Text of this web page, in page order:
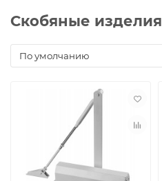
Скобяные изделия